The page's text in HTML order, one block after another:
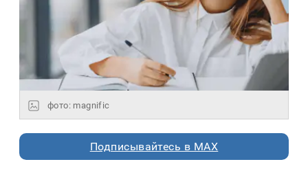
фото: magnific
Подписывайтесь в MAX